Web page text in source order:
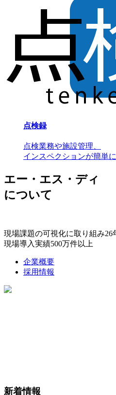
点検録
点検業務や施設管理、
インスペクションが簡単に
エー・エス・ディ
について
現場課題の可視化に取り組み26
現場導入実績500万件以上
企業概要
採用情報
新着情報